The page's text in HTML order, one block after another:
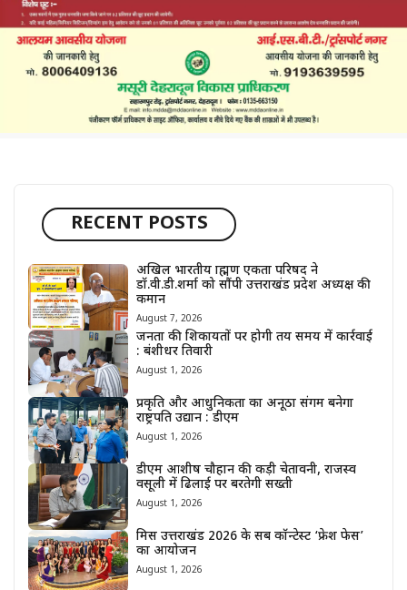
RECENT POSTS
अखिल भारतीय ब्राह्मण एकता परिषद ने
डॉ.वी.डी.शर्मा को सौंपी उत्तराखंड प्रदेश अध्यक्ष की
कमान
August 7, 2026
जनता की शिकायतों पर होगी तय समय में कार्रवाई
: बंशीधर तिवारी
August 1, 2026
प्रकृति और आधुनिकता का अनूठा संगम बनेगा
राष्ट्रपति उद्यान : डीएम
August 1, 2026
डीएम आशीष चौहान की कड़ी चेतावनी, राजस्व
वसूली में ढिलाई पर बरतेगी सख्ती
August 1, 2026
मिस उत्तराखंड 2026 के सब कॉन्टेस्ट ‘फ्रेश फेस’
का आयोजन
August 1, 2026